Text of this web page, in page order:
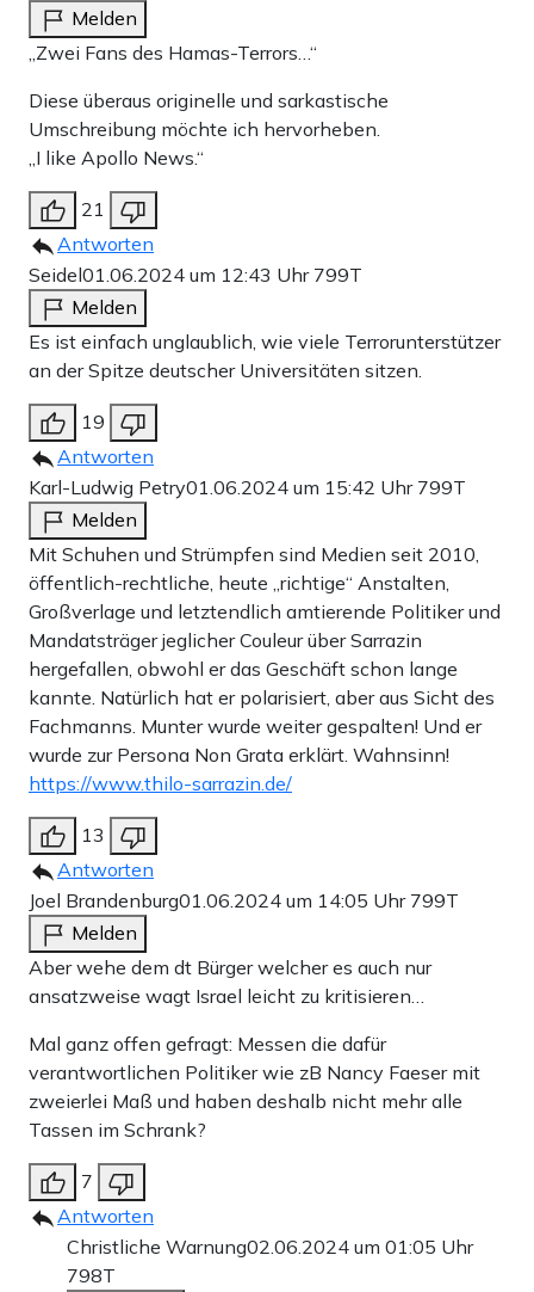
Melden
„Zwei Fans des Hamas-Terrors…“
Diese überaus originelle und sarkastische
Umschreibung möchte ich hervorheben.
„I like Apollo News.“
21
Antworten
Seidel01.06.2024 um 12:43 Uhr 799T
Melden
Es ist einfach unglaublich, wie viele Terrorunterstützer
an der Spitze deutscher Universitäten sitzen.
19
Antworten
Karl-Ludwig Petry01.06.2024 um 15:42 Uhr 799T
Melden
Mit Schuhen und Strümpfen sind Medien seit 2010,
öffentlich-rechtliche, heute „richtige“ Anstalten,
Großverlage und letztendlich amtierende Politiker und
Mandatsträger jeglicher Couleur über Sarrazin
hergefallen, obwohl er das Geschäft schon lange
kannte. Natürlich hat er polarisiert, aber aus Sicht des
Fachmanns. Munter wurde weiter gespalten! Und er
wurde zur Persona Non Grata erklärt. Wahnsinn!
https://www.thilo-sarrazin.de/
13
Antworten
Joel Brandenburg01.06.2024 um 14:05 Uhr 799T
Melden
Aber wehe dem dt Bürger welcher es auch nur
ansatzweise wagt Israel leicht zu kritisieren…
Mal ganz offen gefragt: Messen die dafür
verantwortlichen Politiker wie zB Nancy Faeser mit
zweierlei Maß und haben deshalb nicht mehr alle
Tassen im Schrank?
7
Antworten
Christliche Warnung02.06.2024 um 01:05 Uhr
798T